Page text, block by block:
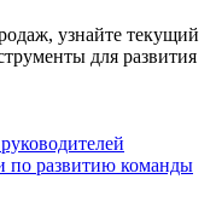
узнайте текущий
для развития
по развитию команды